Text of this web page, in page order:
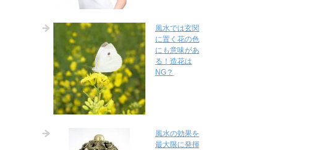
風水では玄関
に置く花の色
にも意味があ
る！造花は
NG？
風水の効果を
最大限に発揮